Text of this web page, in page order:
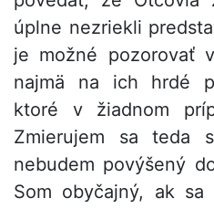
úplne nezriekli
je možné pozorovať
najmä na ich hrdé
ktoré v žiadnom
Zmierujem sa teda
nebudem povýšený
Som obyčajný, ak sa